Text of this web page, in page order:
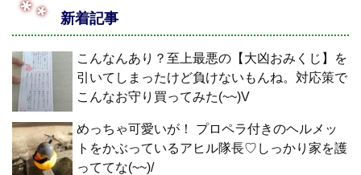
新着記事
こんなんあり？至上最悪の【大凶おみくじ】を
引いてしまったけど負けないもんね。対応策で
こんなお守り買ってみた(~~)V
めっちゃ可愛いが！ プロペラ付きのヘルメッ
トをかぶっているアヒル隊長♡しっかり家を護
っててな(~~)/